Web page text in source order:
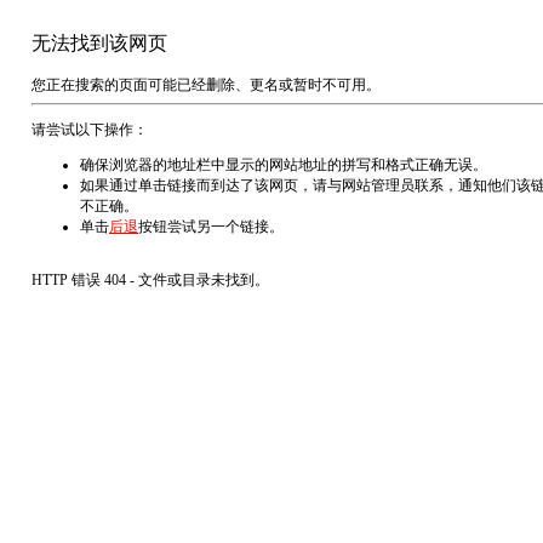
无法找到该网页
您正在搜索的页面可能已经删除、更名或暂时不可用。
请尝试以下操作：
确保浏览器的地址栏中显示的网站地址的拼写和格式正确无误。
如果通过单击链接而到达了该网页，请与网站管理员联系，通知他们该
不正确。
单击后退按钮尝试另一个链接。
HTTP 错误 404 - 文件或目录未找到。